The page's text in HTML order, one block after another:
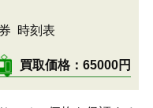
時刻表
買取価格 65000円